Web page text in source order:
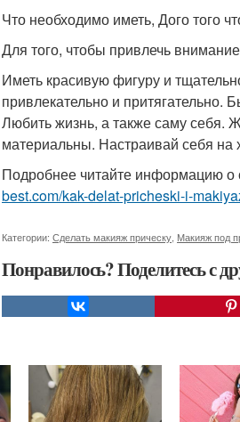
Что необходимо иметь, Дого того
Для того, чтобы привлечь
Иметь красивую фигуру и
привлекательно и притягательно.
Любить жизнь, а также саму себя.
материальны. Настраивай себя
Подробнее читайте информацию о
best.com/kak-delat-pricheski-i-
Категории: Сделать макияж прическу Макияж под
Понравилось? Поделитесь с